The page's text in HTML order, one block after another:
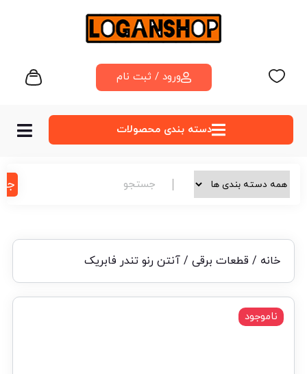
ورود / ثبت نام
دسته‌ بندی محصولات
خانه / قطعات برقی/ آنتن رنو تندر فابریک
ناموجود